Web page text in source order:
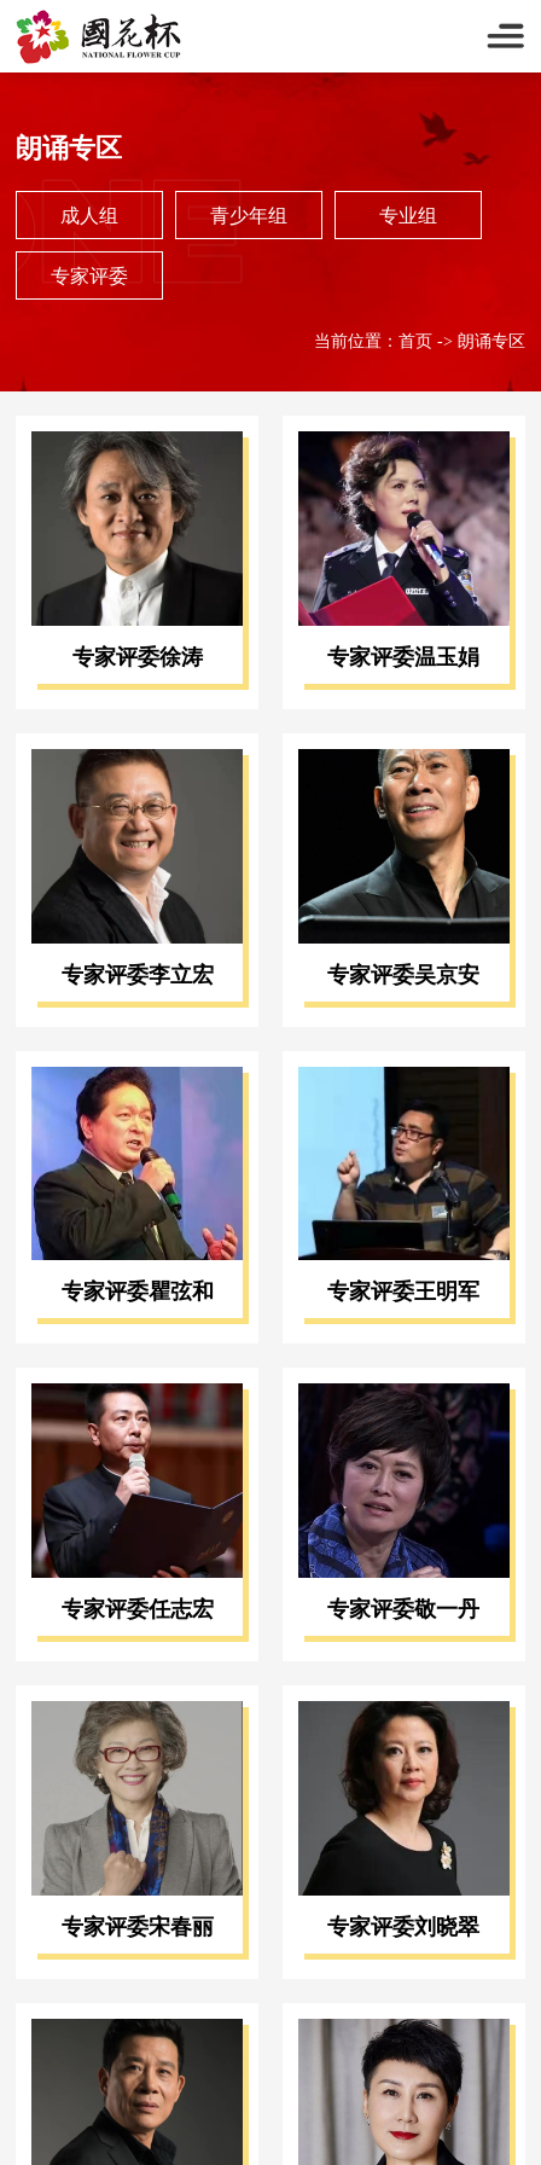
朗诵专区
成人组 青少年组 专业组
专家评委
当前位置： 首页 -> 朗诵专区
专家评委徐涛 专家评委温玉娟
专家评委李立宏 专家评委吴京安
专家评委瞿弦和 专家评委王明军
专家评委任志宏 专家评委敬一丹
专家评委宋春丽 专家评委刘晓翠